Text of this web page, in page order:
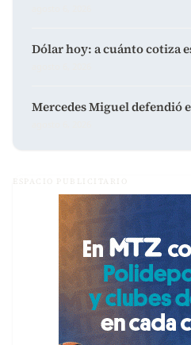
Dólar hoy: a cuánto cotiza
Mercedes Miguel
ESPACIO PUBLICITARIO